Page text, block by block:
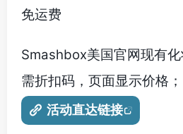
免运费
Smashbox美国官网现有
需折扣码，页面显示价格；
活动直达链接